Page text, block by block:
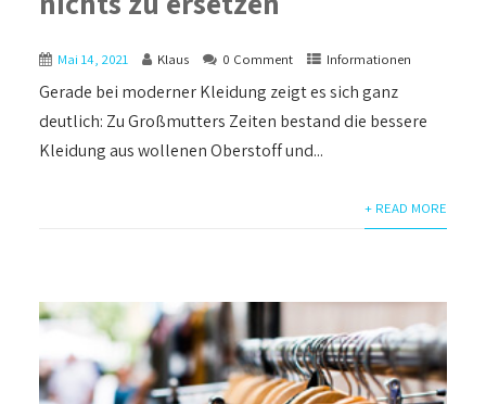
Mai 14, 2021 Klaus 0 Comment Informationen
Gerade bei moderner Kleidung zeigt es sich ganz
deutlich: Zu Großmutters Zeiten bestand die bessere
Kleidung aus wollenen Oberstoff und...
+ READ MORE